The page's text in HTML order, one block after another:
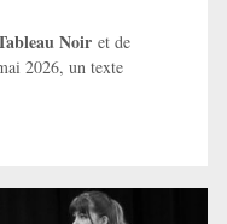
Noir et de
2026, un texte